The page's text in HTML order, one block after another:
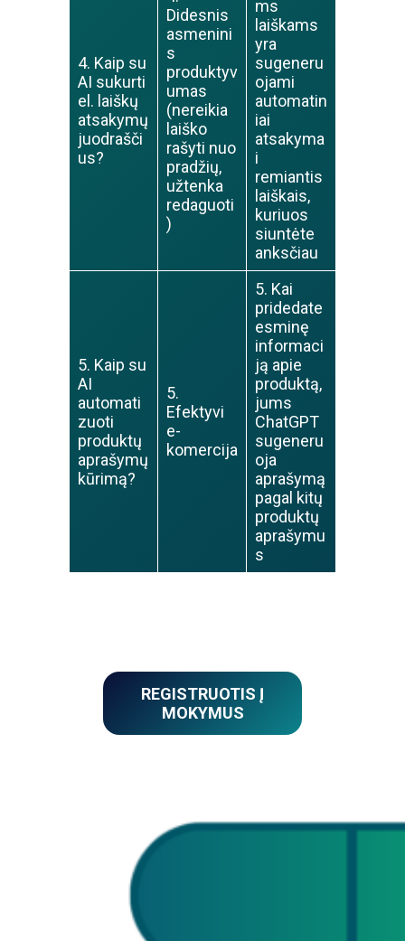
4. Kaip su
AI sukurti
el. laiškų
atsakymų
juodrašči
us?
Didesnis
asmenini
s
produktyv
umas
(nereikia
laiško
rašyti nuo
pradžių,
užtenka
redaguoti
)
ms
laiškams
yra
sugeneru
ojami
automatin
iai
atsakyma
i
remiantis
laiškais,
kuriuos
siuntėte
anksčiau
5. Kaip su
AI
automati
zuoti
produktų
aprašymų
kūrimą?
5.
Efektyvi
e-
komercija
5. Kai
pridedate
esminę
informaci
ją apie
produktą,
jums
ChatGPT
sugeneru
oja
aprašymą
pagal kitų
produktų
aprašymu
s
REGISTRUOTIS Į
MOKYMUS